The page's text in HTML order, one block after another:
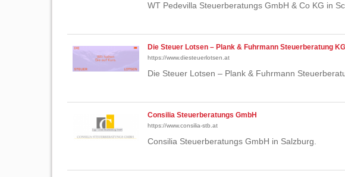
WT Pedevilla Steuerberatungs GmbH & Co KG in
Die Steuer Lotsen – Plank & Fuhrmann Steuerberatung KG
https://www.diesteuerlotsen.at
Die Steuer Lotsen – Plank & Fuhrmann
Consilia Steuerberatungs GmbH
https://www.consilia-stb.at
Consilia Steuerberatungs GmbH in Salzburg.